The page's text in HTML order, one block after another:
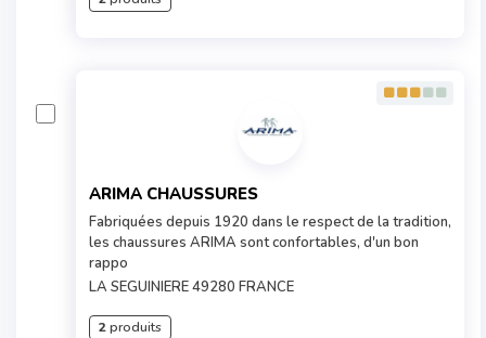
ARIMA CHAUSSURES
Fabriquées depuis 1920 dans le respect de la tradition,
les chaussures ARIMA sont confortables, d'un bon
rappo
LA SEGUINIERE 49280 FRANCE
2produits